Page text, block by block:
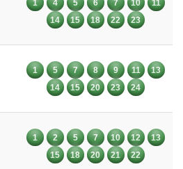
1 4 5 6 7 10
11
14
15 18 22 23
1 5 7 8 9 11
13
14
15 20 23 24
1 2 5 7 10 12
13
15
18 20 21 22